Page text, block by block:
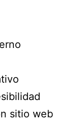
sitio web